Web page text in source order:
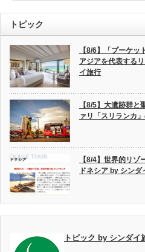
トピック
【8/6】「プーケッ
アジアを代表する
イ旅行
【8/5】大遺跡群
ァリ「スリランカ
【8/4】世界的リ
ドネシア by シンダ
トピック by シンダ